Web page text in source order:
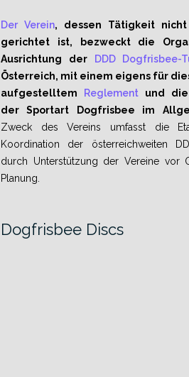
Der Verein, dessen Tätigkeit
gerichtet ist, bezweckt die
Ausrichtung der
DDD Dogfrisbee-
Österreich, mit einem eigens für
aufgestelltem
Reglement und die
der Sportart Dogfrisbee im
Zweck des Vereins umfasst die
Koordination der österreichweiten
durch Unterstützung der Vereine vor
Planung.
Dogfrisbee Discs